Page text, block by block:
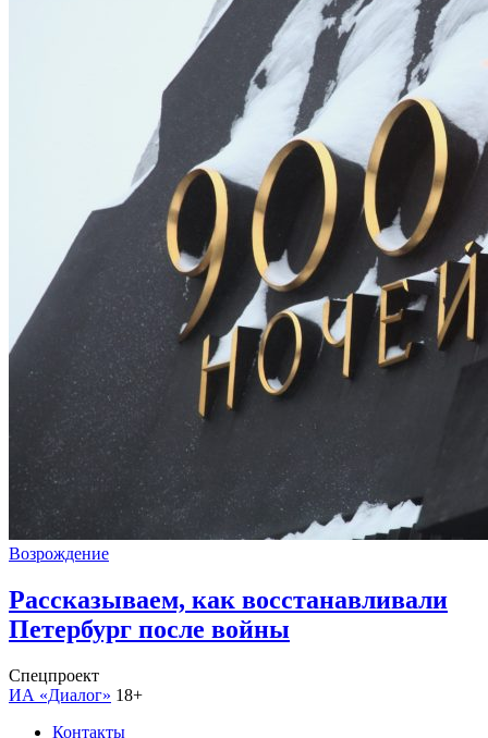
Возрождение
Рассказываем, как восстанавливали
Петербург после войны
Спецпроект
ИА «Диалог» 18+
Контакты